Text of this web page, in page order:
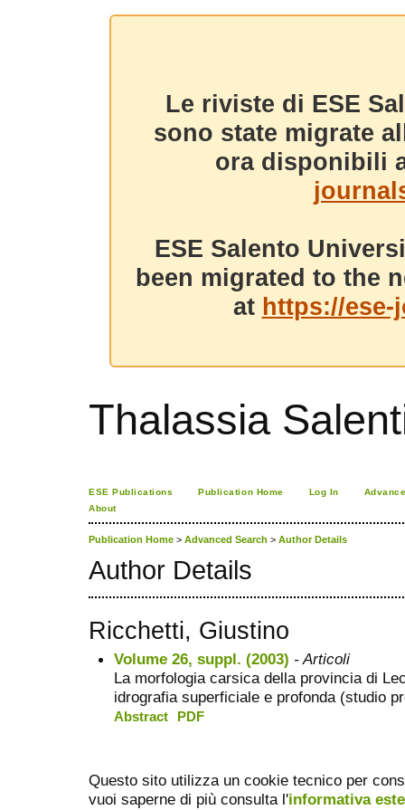
Le riviste di ESE
sono state migrate
ora disponibili
ESE Salento
been migrated to the
at https://
Thalassia
ESE Publications Publication Home Log In
About
Publication Home > Advanced Search > Author Details
Author Details
Ricchetti, Giustino
Volume 26, suppl. (2003) - Articoli
La morfologia carsica della provincia di
idrografia superficiale e profonda (studio
Abstract PDF
Questo sito utilizza un cookie tecnico per
vuoi saperne di più consulta l'informativa